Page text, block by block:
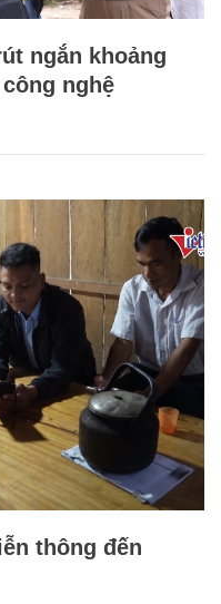
ngắn khoảng
nghệ
thông đến